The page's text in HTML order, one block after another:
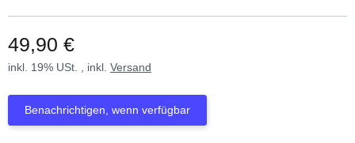
49,90 €
inkl. 19% USt. , inkl. Versand
Benachrichtigen, wenn verfügbar